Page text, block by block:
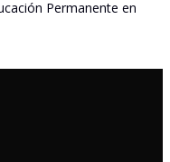
Permanente en